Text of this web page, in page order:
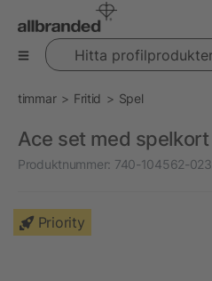
Hitta profilprodukter
timmar Fritid Spel
Ace set med spelkort
Produktnummer: 740-104562-023
Priority